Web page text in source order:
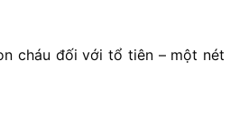
cháu đối với tổ tiên – một